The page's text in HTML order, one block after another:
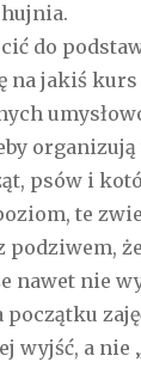
do
na jakiś
psów i
te
podziwem,
nawet nie
początku
wyjść, a nie